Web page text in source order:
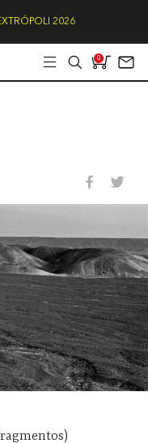
2026
0